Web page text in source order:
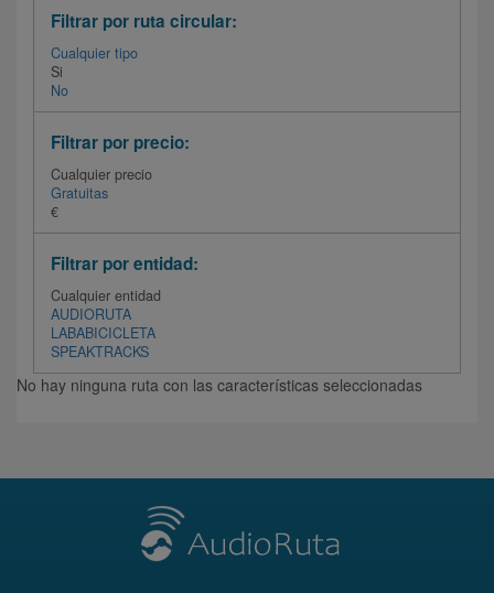
Filtrar por ruta circular:
Cualquier tipo
Si
No
Filtrar por precio:
Cualquier precio
Gratuitas
€
Filtrar por entidad:
Cualquier entidad
AUDIORUTA
LABABICICLETA
SPEAKTRACKS
No hay ninguna ruta con las características seleccionadas